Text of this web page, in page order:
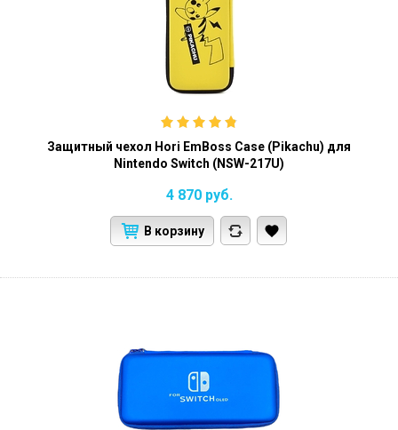
Защитный чехол Hori EmBoss Case (Pikachu) для
Nintendo Switch (NSW-217U)
4 870 руб.
В корзину